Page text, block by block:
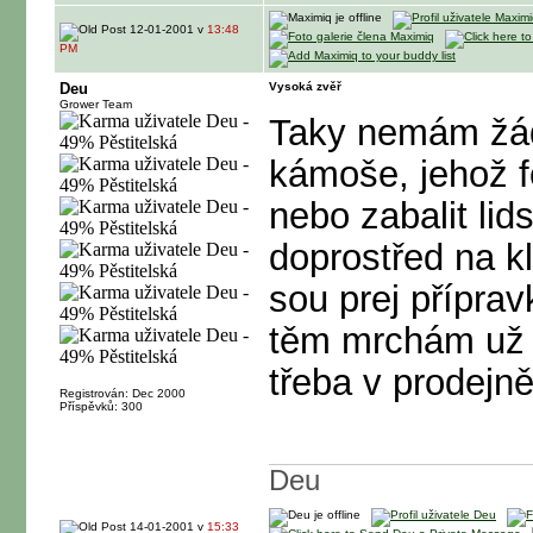
12-01-2001 v 13:48
PM
Deu
Grower Team
Registrován: Dec 2000
Příspěvků: 300
Vysoká zvěř
Taky nemám
kámoše, jehož
nebo zabalit
doprostřed na
sou prej
těm mrchám
třeba v
Deu
14-01-2001 v 15:33